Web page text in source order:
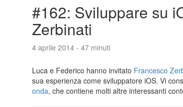
#162: Sviluppare su
Zerbinati
4 aprile 2014 - 47 minuti
Luca e Federico hanno invitato Francesco
sua esperienza come sviluppatore iOS. Vi
onda, che contiene molti altre interessanti